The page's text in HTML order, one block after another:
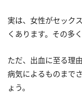
実は、女性がセック
くあります。その多
ただ、出血に至る理
病気によるものまで
ょう。